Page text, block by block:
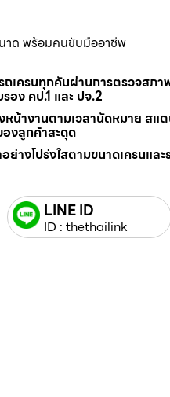
นาด พร้อมคนขับมืออาชีพ
เครนทุกคันผ่านการตรวจสภ
อง คป.1 และ ปจ.2
งหน้างานตามเวลานัดหมาย ส
งลูกค้าสะดุด
ย่างโปร่งใสตามขนาดเครนและ
LINE ID
ID : thethailink